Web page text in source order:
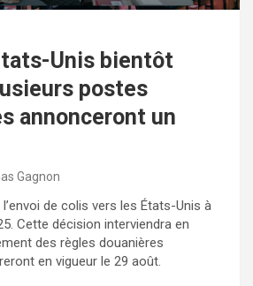
Unis bientôt
postes
annonceront un
Gagnon
de colis vers les États-Unis à
Cette décision interviendra en
des règles douanières
en vigueur le 29 août.